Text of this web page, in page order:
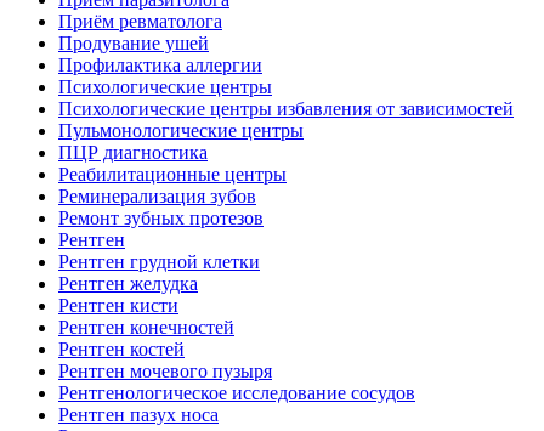
Приём ревматолога
Продувание ушей
Профилактика аллергии
Психологические центры
Психологические центры избавления от зависимостей
Пульмонологические центры
ПЦР диагностика
Реабилитационные центры
Реминерализация зубов
Ремонт зубных протезов
Рентген
Рентген грудной клетки
Рентген желудка
Рентген кисти
Рентген конечностей
Рентген костей
Рентген мочевого пузыря
Рентгенологическое исследование сосудов
Рентген пазух носа